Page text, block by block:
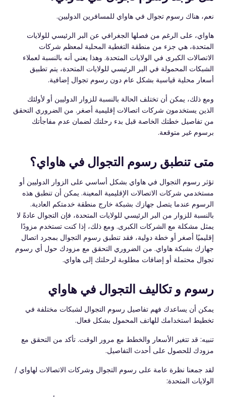
نعم، هناك رسوم تجوال في هاواي للمسافرين الدوليين.
هاواي، على الرغم من فصلها الجغرافي عن البر الرئيسي للولايات
المتحدة، هي جزء من منطقة التغطية المحلية لمعظم شركات
الاتصالات الكبرى في الولايات المتحدة. وهذا يعني أنه بالنسبة لعملاء
الشبكات المحمولة في البر الرئيسي للولايات المتحدة، يتم تطبيق
أسعار محلية قياسية بشكل عام دون رسوم تجوال إضافية.
ومع ذلك، يمكن أن تختلف الحالة بالنسبة للزوار الدوليين أو لأولئك
الذين يستخدمون شركات اتصالات إقليمية أصغر. من الضروري التحقق
من تفاصيل خطتك الخاصة قبل بدء رحلتك لضمان عدم مفاجأتك
برسوم غير متوقعة.
متى تنطبق رسوم التجوال في هاواي؟
تؤثر رسوم التجوال في هاواي بشكل أساسي على الزوار الدوليين أو
مستخدمي شركات الاتصالات الإقليمية المعينة. يمكن أن تنطبق هذه
الرسوم عندما يتصل جهازك بشبكة خارج منطقة خدمتكم العادية.
بالنسبة للزوار من البر الرئيسي للولايات المتحدة، فإن التجوال عادةً لا
يمثل مشكلة مع الشركات الكبرى. ومع ذلك، إذا كنت تستخدم مزودًا
إقليميًا أصغر أو خطة دولية، فقد تنطبق رسوم التجوال بمجرد اتصال
جهازك بشبكة هاواي. من الضروري التحقق مع مزودك حول أي رسوم
تجوال محتملة أو إضافات مطلوبة لرحلتك إلى هاواي.
رسوم و تكاليف التجوال في هاواي
يمكن أن يساعدك فهم تفاصيل رسوم التجوال لشبكات مختلفة في
تخطيط استخدامك للهاتف المحمول بشكل فعال.
تنبيه: قد تتغير الأسعار والخطط مع مرور الوقت. تأكد من التحقق مع
مزودك للحصول على أحدث التفاصيل.
لقد جمعنا نظرة عامة على رسوم التجوال وشركات الاتصالات لهاواي /
الولايات المتحدة: